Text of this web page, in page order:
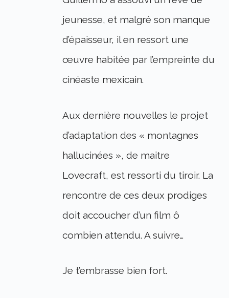
jeunesse, et malgré son manque
d’épaisseur, il en ressort une
œuvre habitée par l’empreinte du
cinéaste mexicain.
Aux dernière nouvelles le projet
d’adaptation des « montagnes
hallucinées », de maitre
Lovecraft, est ressorti du tiroir. La
rencontre de ces deux prodiges
doit accoucher d’un film ô
combien attendu. A suivre…
Je t’embrasse bien fort.